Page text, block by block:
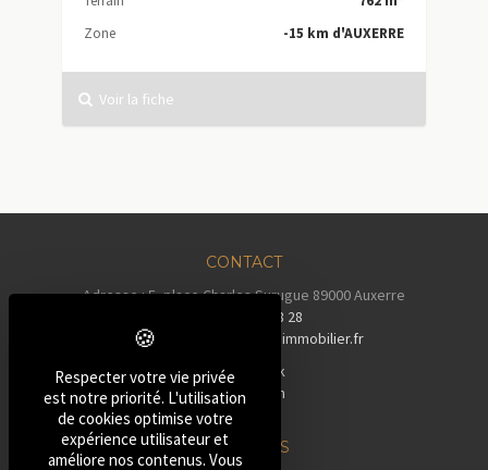
Zone
-15 km d'AUXERRE
Voir la fiche
CONTACT
Adresse : 5, place Charles Surugue 89000 Auxerre
03 86 72 28 28
Email :
contact@auxerreimmobilier.fr
Facebook
Instagram
Tiktok
NOS BIENS
Respecter votre vie privée
est notre priorité. L'utilisation
de cookies optimise votre
expérience utilisateur et
améliore nos contenus. Vous